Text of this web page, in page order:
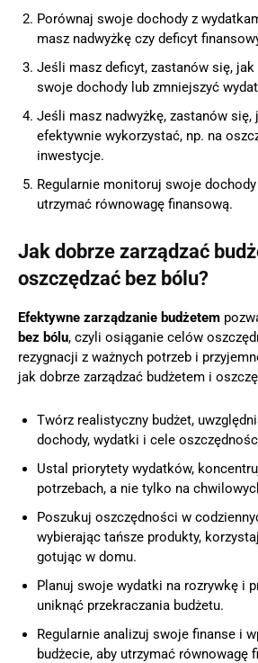
Porównaj swoje dochody z
masz nadwyżkę czy deficyt
Jeśli masz deficyt, zastanów się,
swoje dochody lub zmniejszyć
Jeśli masz nadwyżkę, zastanów się,
efektywnie wykorzystać, np. na
inwestycje.
Regularnie monitoruj swoje
utrzymać równowagę finansową.
Jak dobrze zarządzać
oszczędzać bez bólu?
Efektywne zarządzanie budżetem
bez bólu, czyli osiąganie celów
rezygnacji z ważnych potrzeb i
jak dobrze zarządzać budżetem i
Twórz realistyczny budżet,
dochody, wydatki i cele
Ustal priorytety wydatków,
potrzebach, a nie tylko na
Poszukuj oszczędności w
wybierając tańsze produkty,
gotując w domu.
Planuj swoje wydatki na rozrywkę i
uniknąć przekraczania budżetu.
Regularnie analizuj swoje finanse i
budżecie, aby utrzymać równowagę